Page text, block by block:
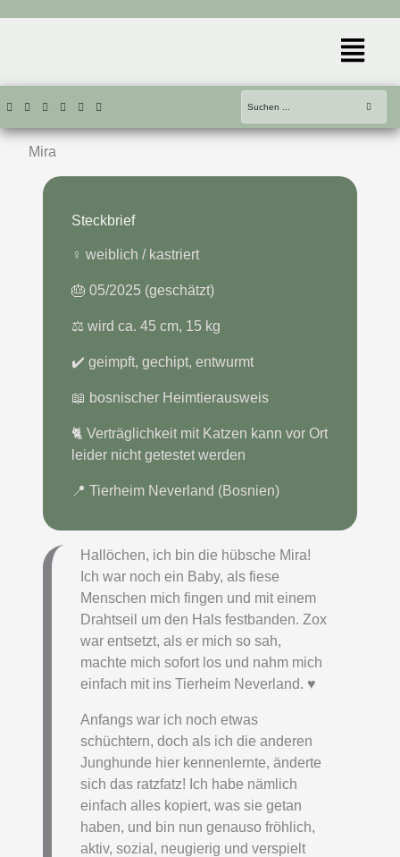
Menü
Mira
Steckbrief
♀️ weiblich / kastriert
🎂 05/2025 (geschätzt)
⚖️ wird ca. 45 cm, 15 kg
✔️ geimpft, gechipt, entwurmt
📖 bosnischer Heimtierausweis
🐈 Verträglichkeit mit Katzen kann vor Ort
leider nicht getestet werden
📍 Tierheim Neverland (Bosnien)
Hallöchen, ich bin die hübsche Mira!
Ich war noch ein Baby, als fiese
Menschen mich fingen und mit einem
Drahtseil um den Hals festbanden. Zox
war entsetzt, als er mich so sah,
machte mich sofort los und nahm mich
einfach mit ins Tierheim Neverland. ♥️
Anfangs war ich noch etwas
schüchtern, doch als ich die anderen
Junghunde hier kennenlernte, änderte
sich das ratzfatz! Ich habe nämlich
einfach alles kopiert, was sie getan
haben, und bin nun genauso fröhlich,
aktiv, sozial, neugierig und verspielt